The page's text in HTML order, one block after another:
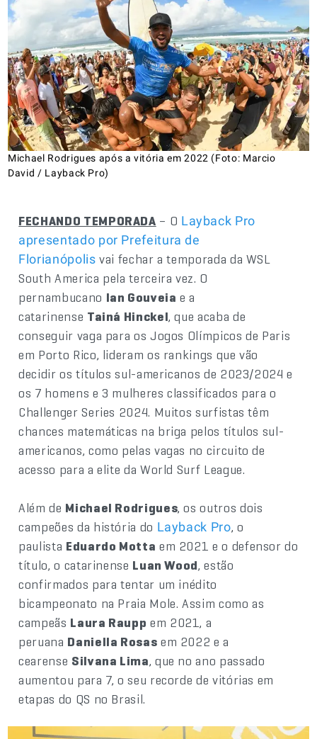
Michael Rodrigues após a vitória em 2022 (Foto: Marcio
David / Layback Pro)
FECHANDO TEMPORADA – O Layback Pro
apresentado por Prefeitura de
Florianópolis vai fechar a temporada da WSL
South America pela terceira vez. O
pernambucano Ian Gouveia e a
catarinense Tainá Hinckel, que acaba de
conseguir vaga para os Jogos Olímpicos de Paris
em Porto Rico, lideram os rankings que vão
decidir os títulos sul-americanos de 2023/2024 e
os 7 homens e 3 mulheres classificados para o
Challenger Series 2024. Muitos surfistas têm
chances matemáticas na briga pelos títulos sul-
americanos, como pelas vagas no circuito de
acesso para a elite da World Surf League.
Além de Michael Rodrigues, os outros dois
campeões da história do Layback Pro, o
paulista Eduardo Motta em 2021 e o defensor do
título, o catarinense Luan Wood, estão
confirmados para tentar um inédito
bicampeonato na Praia Mole. Assim como as
campeãs Laura Raupp em 2021, a
peruana Daniella Rosas em 2022 e a
cearense Silvana Lima, que no ano passado
aumentou para 7, o seu recorde de vitórias em
etapas do QS no Brasil.